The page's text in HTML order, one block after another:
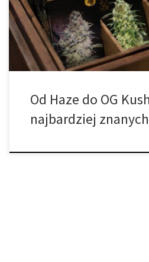
pasjonatów z różnych zakątków
powstały setki, a później tysiące
Od Haze do OG
najbardziej